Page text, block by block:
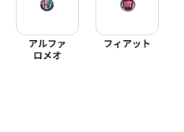
アルファ
ロメオ
フィアット